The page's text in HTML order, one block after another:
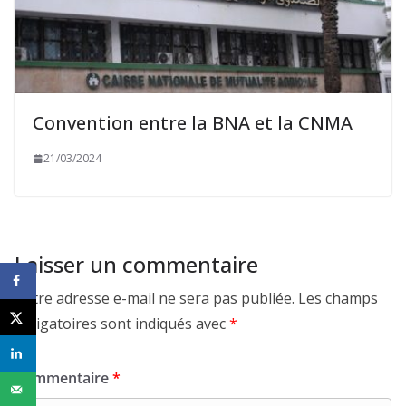
Convention entre la BNA et la CNMA
21/03/2024
Laisser un commentaire
Votre adresse e-mail ne sera pas publiée. Les champs
obligatoires sont indiqués avec*
Commentaire*